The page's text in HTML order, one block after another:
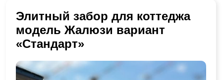
Элитный забор для коттеджа
модель Жалюзи вариант
«Стандарт»